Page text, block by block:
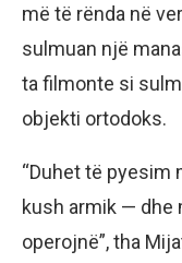
më të rënda në
sulmuan një
ta filmonte si
objekti ortodoks.
“Duhet të pyesim
kush armik — dhe
operojnë”, tha